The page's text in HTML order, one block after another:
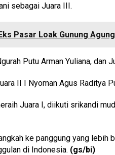
sebagai Juara III.
Pasar Loak Gunung Agung
Putu Arman Yuliana, dan
II I Nyoman Agus Raditya
Juara I, diikuti srikandi
ke panggung yang
di Indonesia. (gs/bi)